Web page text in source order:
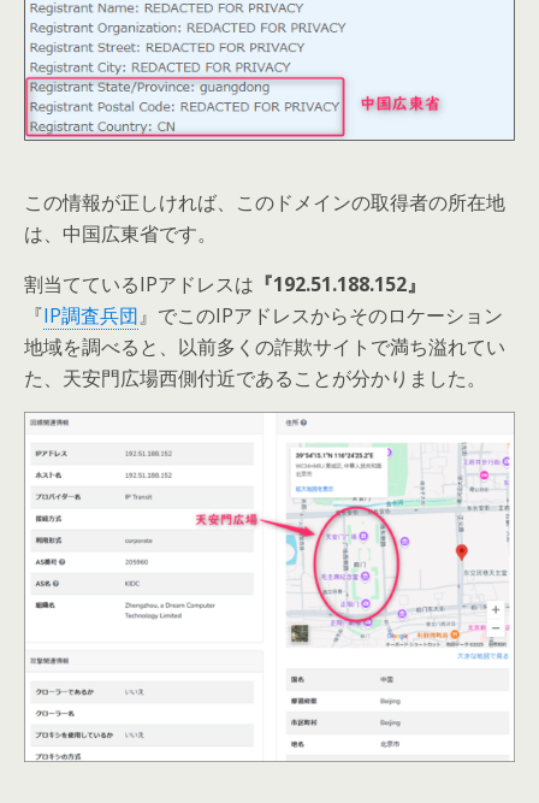
この情報が正しければ、このドメインの取得者の所在地
は、中国広東省です。
割当てているIPアドレスは 『192.51.188.152』
『IP調査兵団』でこのIPアドレスからそのロケーション
地域を調べると、以前多くの詐欺サイトで満ち溢れてい
た、天安門広場西側付近であることが分かりました。